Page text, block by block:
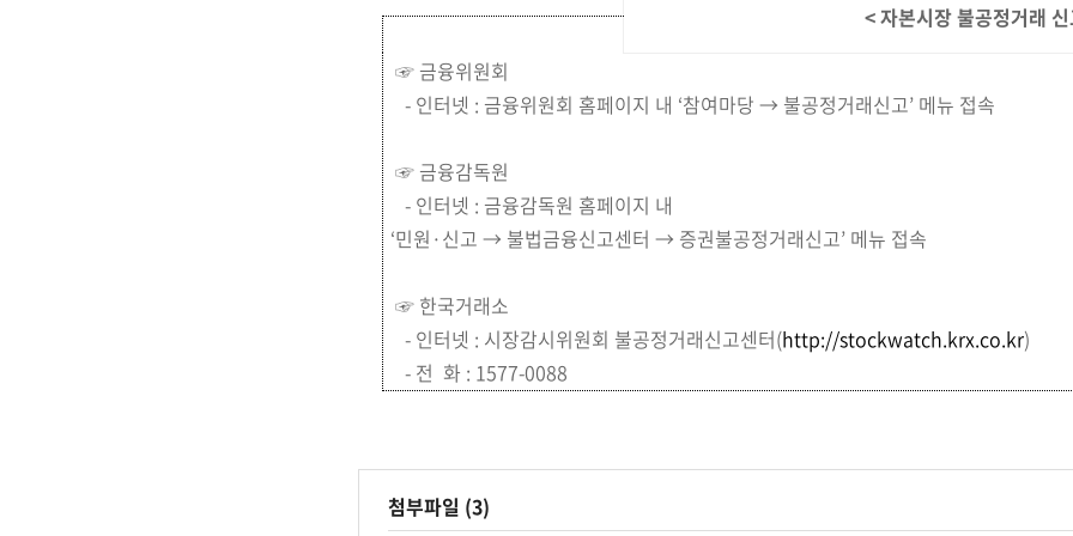
< 자본시장 불공정거래
☞ 금융위원회
- 인터넷 : 금융위원회 홈페이지 내 ‘참여마당 → 불공정거래신고’ 메뉴 접속
☞ 금융감독원
- 인터넷 : 금융감독원 홈페이지 내
‘민원·신고 → 불법금융신고센터 → 증권불공정거래신고’ 메뉴 접속
☞ 한국거래소
- 인터넷 : 시장감시위원회 불공정거래신고센터(http://stockwatch.krx.co.kr)
- 전 화 : 1577-0088
첨부파일 (3)